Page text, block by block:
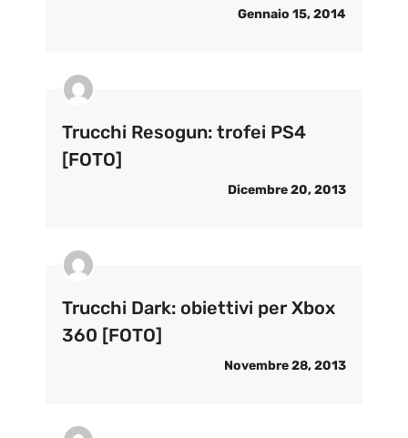
Gennaio 15, 2014
Trucchi Resogun: trofei PS4
[FOTO]
Dicembre 20, 2013
Trucchi Dark: obiettivi per Xbox
360 [FOTO]
Novembre 28, 2013